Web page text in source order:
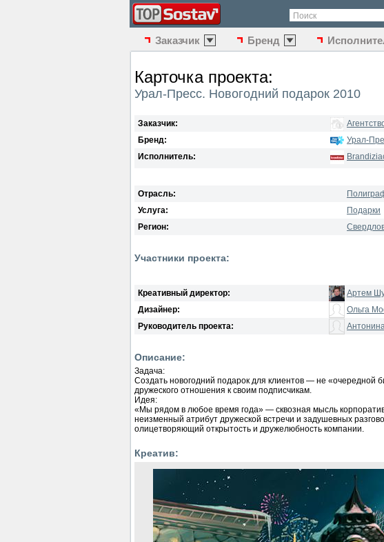
Поиск
Заказчик Бренд
Карточка проекта:
Урал-Пресс. Новогодний подарок 2010
Заказчик:
Бренд:
Урал-
Исполнитель:
Отрасль:
Услуга:
Подарки
Регион:
Участники проекта:
Креативный директор:
Артем
Дизайнер:
Ольга
Руководитель проекта:
Описание:
Задача:
Создать новогодний подарок для клиентов — не «очередной
дружеского отношения к своим подписчикам.
Идея:
«Мы рядом в любое время года» — сквозная мысль
неизменный атрибут дружеской встречи и задушевных
олицетворяющий открытость и дружелюбность компании.
Креатив: